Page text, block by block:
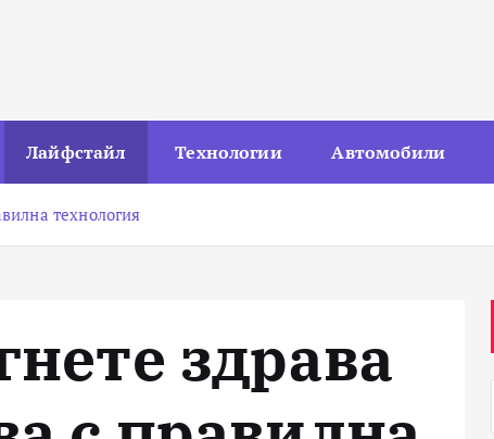
Лайфстайл Технологии Автомобили
технология
здрава